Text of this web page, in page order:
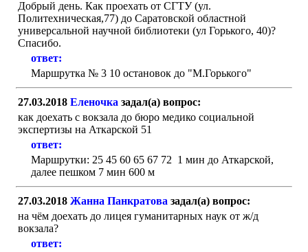
Добрый день. Как проехать от СГТУ (ул.
Политехническая,77) до Саратовской областной
универсальной научной библиотеки (ул Горького, 40)?
Спасибо.
ответ:
Маршрутка № 3 10 остановок до "М.Горького"
27.03.2018 Еленочка задал(а) вопрос:
как доехать с вокзала до бюро медико социальной
экспертизы на Аткарской 51
ответ:
Маршрутки: 25 45 60 65 67 72 1 мин до Аткарской,
далее пешком 7 мин 600 м
27.03.2018 Жанна Панкратова задал(а) вопрос:
на чём доехать до лицея гуманитарных наук от ж/д
вокзала?
ответ: